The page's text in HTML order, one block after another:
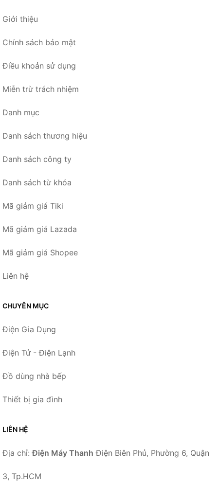
Giới thiệu
Chính sách bảo mật
Điều khoản sử dụng
Miễn trừ trách nhiệm
Danh mục
Danh sách thương hiệu
Danh sách công ty
Danh sách từ khóa
Mã giảm giá Tiki
Mã giảm giá Lazada
Mã giảm giá Shopee
Liên hệ
CHUYÊN MỤC
Điện Gia Dụng
Điện Tử - Điện Lạnh
Đồ dùng nhà bếp
Thiết bị gia đình
LIÊN HỆ
Địa chỉ:Điện Máy Thanh Điện Biên Phủ, Phường 6, Quận
3, Tp.HCM